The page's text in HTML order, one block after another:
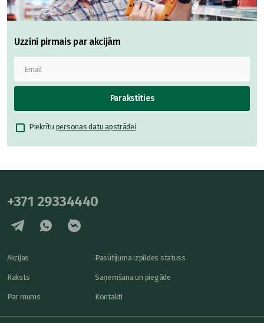
Uzzini pirmais par akcijām
Parakstīties
Piekrītu personas datu apstrādei
+371 29334440
Akcijas
Raksts
Par mums
Pasūtījuma izpildes statuss
Saņemšana un piegāde
Kontakti